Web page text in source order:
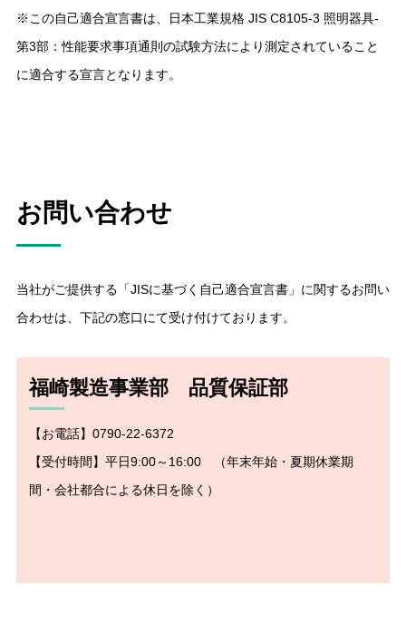
※この自己適合宣言書は、日本工業規格 JIS C8105-3 照明器具-
第3部：性能要求事項通則の試験方法により測定されていること
に適合する宣言となります。
お問い合わせ
当社がご提供する「JISに基づく自己適合宣言書」に関するお問い
合わせは、下記の窓口にて受け付けております。
福崎製造事業部 品質保証部
【お電話】0790-22-6372
【受付時間】平日9:00～16:00 （年末年始・夏期休業期
間・会社都合による休日を除く）